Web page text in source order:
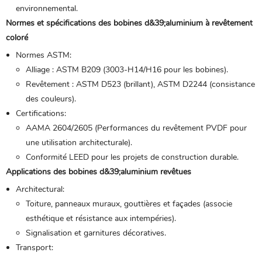
environnemental.
Normes et spécifications des bobines d&39;aluminium à revêtement
coloré
Normes ASTM:
Alliage : ASTM B209 (3003-H14/H16 pour les bobines).
Revêtement : ASTM D523 (brillant), ASTM D2244 (consistance
des couleurs).
Certifications:
AAMA 2604/2605 (Performances du revêtement PVDF pour
une utilisation architecturale).
Conformité LEED pour les projets de construction durable.
Applications des bobines d&39;aluminium revêtues
Architectural:
Toiture, panneaux muraux, gouttières et façades (associe
esthétique et résistance aux intempéries).
Signalisation et garnitures décoratives.
Transport: